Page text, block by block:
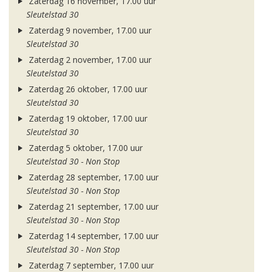
Sleutelstad 30
Zaterdag 9 november, 17.00 uur
Sleutelstad 30
Zaterdag 2 november, 17.00 uur
Sleutelstad 30
Zaterdag 26 oktober, 17.00 uur
Sleutelstad 30
Zaterdag 19 oktober, 17.00 uur
Sleutelstad 30
Zaterdag 5 oktober, 17.00 uur
Sleutelstad 30 - Non Stop
Zaterdag 28 september, 17.00 uur
Sleutelstad 30 - Non Stop
Zaterdag 21 september, 17.00 uur
Sleutelstad 30 - Non Stop
Zaterdag 14 september, 17.00 uur
Sleutelstad 30 - Non Stop
Zaterdag 7 september, 17.00 uur